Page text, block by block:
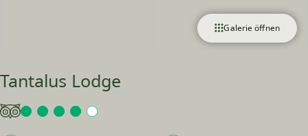
Galerie öffnen
Tantalus Lodge